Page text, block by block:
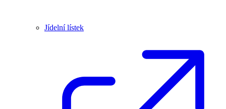
Jídelní lístek